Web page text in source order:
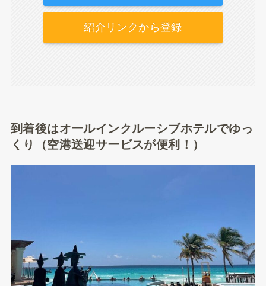
紹介リンクから登録
到着後はオールインクルーシブホテルでゆっ
くり（空港送迎サービスが便利！）